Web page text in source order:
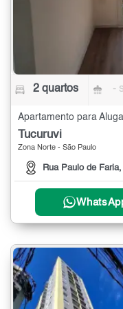
2 quartos -
Apartamento para
Tucuruvi
Zona Norte - São Paulo
Rua Paulo de